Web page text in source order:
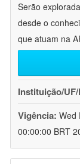
Serão
desde o
que atuam na
Instituição/
Vigência: Wed
00:00:00 BRT